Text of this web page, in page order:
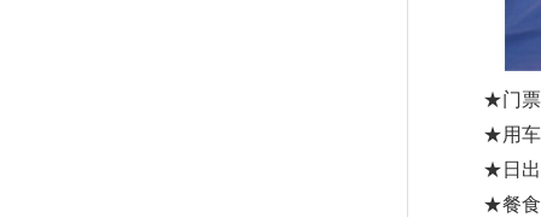
★门票
★用车
★日
★餐食